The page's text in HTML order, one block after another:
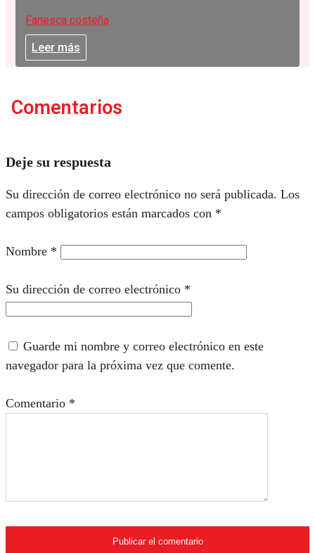
Fanesca costeña
Leer más
Comentarios
Deje su respuesta
Su dirección de correo electrónico no será publicada. Los
campos obligatorios están marcados con *
Nombre *
Su dirección de correo electrónico *
Guarde mi nombre y correo electrónico en este
navegador para la próxima vez que comente.
Comentario *